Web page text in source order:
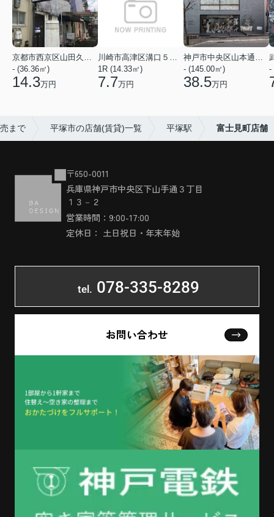
- (36.36㎡)
14.3万円
1R (14.33㎡)
7.7万円
- (145.00㎡)
38.5万円
-
まで 平塚市の店舗(賃貸)一覧 平塚駅 富士見町店舗
〒650-0011
兵庫県神戸市中央区下山手通３丁目
１３－２
営業時間：9:00-17:00
定休日： 土日祝日・年末年始
tel. 078-335-8289
お問い合わせ